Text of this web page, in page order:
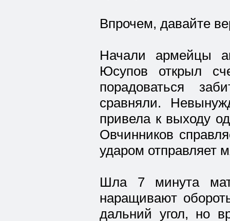
Впрочем, давайте
Начали армейцы
Юсупов открыл
порадоваться
сравняли.
привела к выходу
Овчинников
ударом отправляет
Шла 7 минута
наращивают
дальний угол, но